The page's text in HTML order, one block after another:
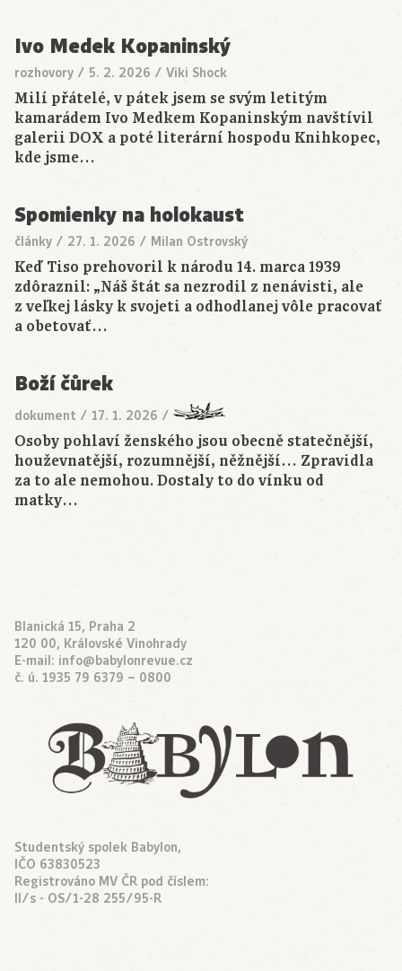
Ivo Medek Kopaninský
rozhovory / 5. 2. 2026 / Viki Shock
Milí přátelé, v pátek jsem se svým letitým
kamarádem Ivo Medkem Kopaninským navštívil
galerii DOX a poté literární hospodu Knihkopec,
kde jsme…
Spomienky na holokaust
články / 27. 1. 2026 / Milan Ostrovský
Keď Tiso prehovoril k národu 14. marca 1939
zdôraznil: „Náš štát sa nezrodil z nenávisti, ale
z veľkej lásky k svojeti a odhodlanej vôle pracovať
a obetovať…
Boží čůrek
dokument / 17. 1. 2026 /
Osoby pohlaví ženského jsou obecně statečnější,
houževnatější, rozumnější, něžnější… Zpravidla
za to ale nemohou. Dostaly to do vínku od
matky…
Blanická 15, Praha 2
120 00, Královské Vinohrady
E-mail: info@babylonrevue.cz
č. ú. 1935 79 6379 – 0800
Studentský spolek Babylon,
IČO 63830523
Registrováno MV ČR pod číslem:
II/s - OS/1-28 255/95-R